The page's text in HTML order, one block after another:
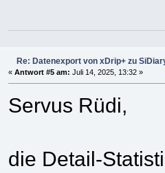
Re: Datenexport von xDrip+ zu
« Antwort #5 am: Juli 14, 2025, 13:32 »
Servus Rüdi,
die Detail-